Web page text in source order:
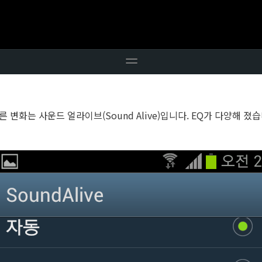
변화는 사운드 얼라이브(Sound Alive)입니다. EQ가 다양해 졌